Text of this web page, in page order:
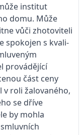
institut
domu. Může
vůči zhotoviteli
spokojen s kvali­
provádějící
část ceny
v roli žalovaného,
se dříve
by mohla